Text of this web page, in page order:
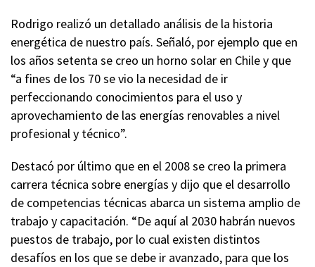
Rodrigo realizó un detallado análisis de la historia
energética de nuestro país. Señaló, por ejemplo que en
los años setenta se creo un horno solar en Chile y que
“a fines de los 70 se vio la necesidad de ir
perfeccionando conocimientos para el uso y
aprovechamiento de las energías renovables a nivel
profesional y técnico”.
Destacó por último que en el 2008 se creo la primera
carrera técnica sobre energías y dijo que el desarrollo
de competencias técnicas abarca un sistema amplio de
trabajo y capacitación. “De aquí al 2030 habrán nuevos
puestos de trabajo, por lo cual existen distintos
desafíos en los que se debe ir avanzado, para que los